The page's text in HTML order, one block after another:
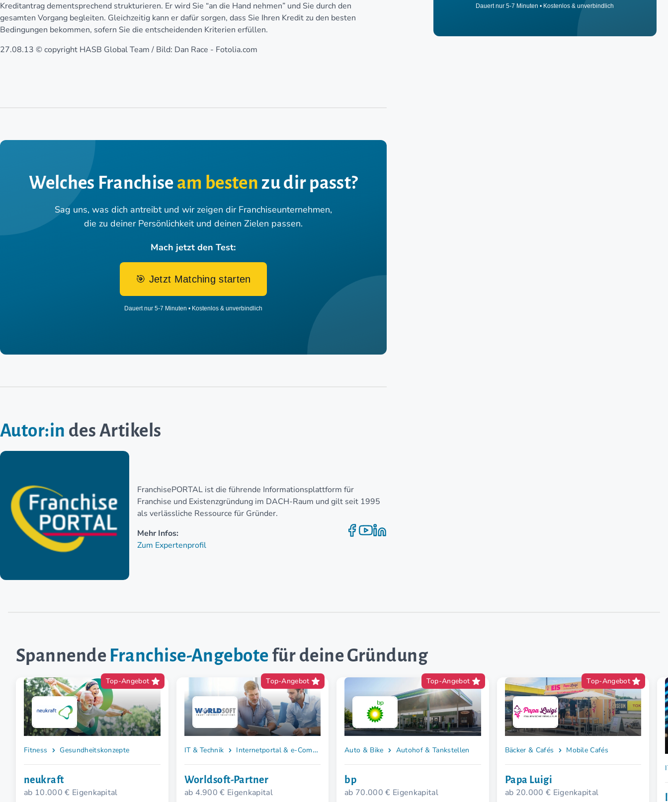
Kreditantrag dementsprechend strukturieren. Er wird Sie “an die Hand nehmen” und Sie durch den
gesamten Vorgang begleiten. Gleichzeitig kann er dafür sorgen, dass Sie Ihren Kredit zu den besten
Bedingungen bekommen, sofern Sie die entscheidenden Kriterien erfüllen.
27.08.13 © copyright HASB Global Team / Bild: Dan Race - Fotolia.com
Welches Franchise am besten zu dir passt?
Sag uns, was dich antreibt und wir zeigen dir Franchiseunternehmen,
die zu deiner Persönlichkeit und deinen Zielen passen.
Mach jetzt den Test:
🎯 Jetzt Matching starten
Dauert nur 5-7 Minuten • Kostenlos & unverbindlich
Autor:in des Artikels
FranchisePORTAL ist die führende Informationsplattform für
Franchise und Existenzgründung im DACH-Raum und gilt seit 1995
als verlässliche Ressource für Gründer.
Mehr Infos:
Zum Expertenprofil
Dauert nur 5-7 Minuten • Kostenlos & unverbindlich
Spannende Franchise-Angebote für deine Gründung
Top-Angebot
Fitness Gesundheitskonzepte
neukraft
ab 10.000 € Eigenkapital
Top-Angebot
IT & Technik Internetportal & e-Commerce
Worldsoft-Partner
ab 4.900 € Eigenkapital
Top-Angebot
Auto & Bike Autohof & Tankstellen
bp
ab 70.000 € Eigenkapital
Top-Angebot
Bäcker & Cafés Mobile Cafés
Papa Luigi
ab 20.000 € Eigenkapital